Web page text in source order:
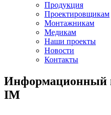
Продукция
Проектировщикам
Монтажникам
Медикам
Наши проекты
Новости
Контакты
Информационный
IM